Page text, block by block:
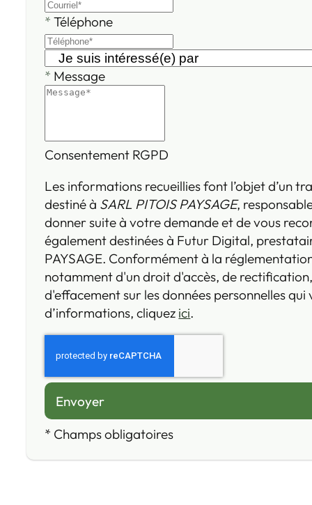
*Téléphone
* Message
Consentement RGPD
Les informations recueillies font l’objet d’un
destiné à SARL PITOIS PAYSAGE,
donner suite à votre demande et de vous
également destinées à Futur Digital,
PAYSAGE. Conformément à la
notamment d'un droit d'accès, de
d'effacement sur les données personnelles
d’informations, cliquez ici.
* Champs obligatoires